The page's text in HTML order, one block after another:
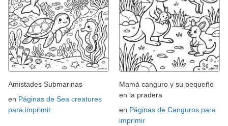
Amistades Submarinas
en Páginas de Sea creatures
para imprimir
Mamá canguro y su pequeño
en la pradera
en Páginas de Canguros para
imprimir